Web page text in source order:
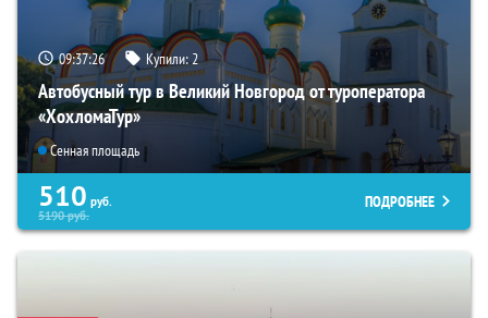
09:37:24 Купили:2
Автобусный тур в Великий Новгород от туроператора
«ХохломаТур»
Сенная площадь
510 руб.
5190руб.
ПОДРОБНЕЕ